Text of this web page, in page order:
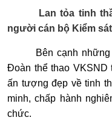
Lan tỏa tinh thần
người cán bộ Kiểm
Bên cạnh những
Đoàn thể thao VKSND
ấn tượng đẹp về tinh
minh, chấp hành
chức.